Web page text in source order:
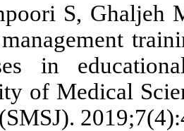
29.
of time
of nurses
University of
Journal